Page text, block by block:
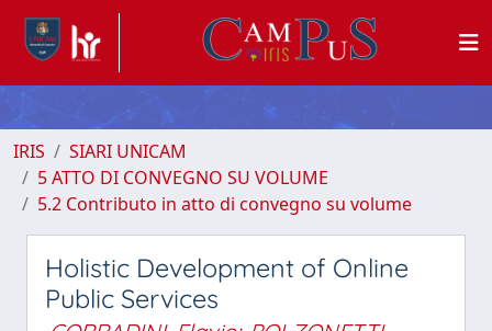
IRIS
SIARI UNICAM
5 ATTO DI CONVEGNO SU VOLUME
5.2 Contributo in atto di convegno su volume
Holistic Development of Online
Public Services